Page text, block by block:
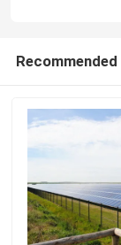
ソーラーパ
太陽電池パ